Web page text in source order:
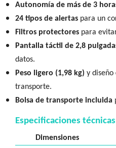
Autonomía de más de 3
24 tipos de alertas para un
Filtros protectores para
Pantalla táctil de 2,8
datos.
Peso ligero (1,98 kg) y diseño
transporte.
Bolsa de transporte incluida
Especificaciones
Dimensiones